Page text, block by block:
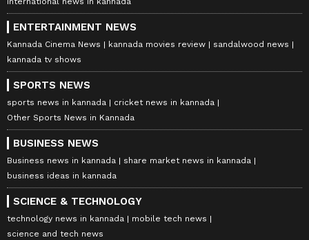
ENTERTAINMENT NEWS
Kannada Cinema News kannada movies review
sandalwood news
kannada tv shows
SPORTS NEWS
sports news in kannada
cricket news in kannada
Other Sports News in Kannada
BUSINESS NEWS
Business news in kannada
share market news in kannada
business ideas in kannada
SCIENCE & TECHNOLOGY
technology news in kannada
mobile tech news
science and tech news